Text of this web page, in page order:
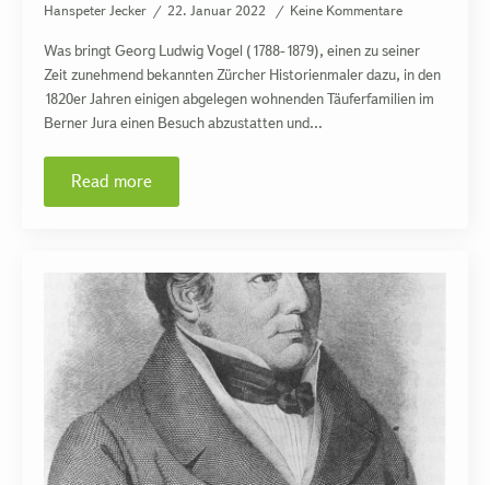
Hanspeter Jecker 22. Januar 2022 Keine Kommentare
Was bringt Georg Ludwig Vogel (1788-1879), einen zu seiner
Zeit zunehmend bekannten Zürcher Historienmaler dazu, in den
1820er Jahren einigen abgelegen wohnenden Täuferfamilien im
Berner Jura einen Besuch abzustatten und…
Read more